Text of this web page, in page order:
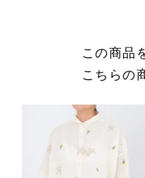
サイズをお悩みの方へ
この商品
こちらの